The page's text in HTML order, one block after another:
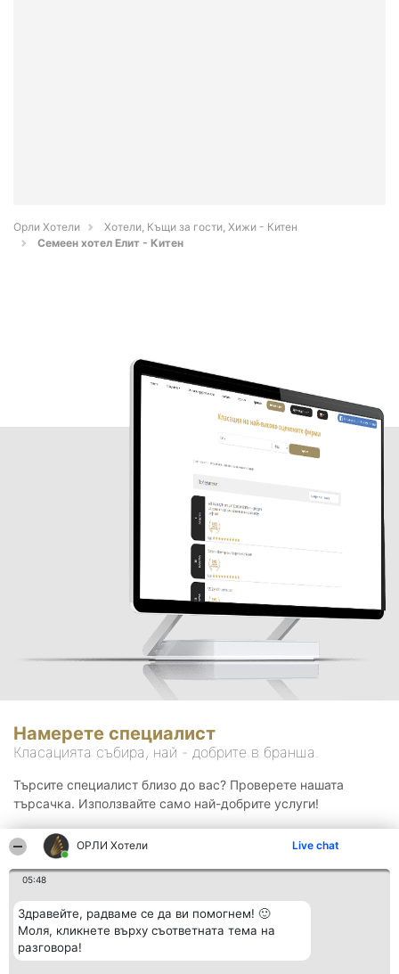
ОРЛИ Хотели Live chat
05:48
Здравейте, радваме се да ви помогнем! 🙂
Моля, кликнете върху съответната тема на
разговора!
Орли Хотели
Хотели, Къщи за гости, Хижи - Китен
Семеен хотел Елит - Китен
Намерете специалист
Класацията събира, най - добрите в бранша.
Търсите специалист близо до вас? Проверете нашата
търсачка. Използвайте само най-добрите услуги!